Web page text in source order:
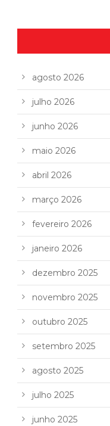
agosto 2026
julho 2026
junho 2026
maio 2026
abril 2026
março 2026
fevereiro 2026
janeiro 2026
dezembro 2025
novembro 2025
outubro 2025
setembro 2025
agosto 2025
julho 2025
junho 2025